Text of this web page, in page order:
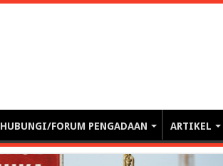
HUBUNGI/FORUM PENGADAAN ARTIKEL